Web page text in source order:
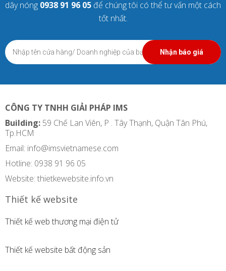
dây nóng 0938 91 96 05 để chúng tôi có thể tư vấn một cách
tốt nhất.
Nhận báo giá
CÔNG TY TNHH GIẢI PHÁP IMS
Building: 59 Chế Lan Viên, P . Tây Thạnh, Quận Tân Phú,
Tp.HCM
Email: info@imsvietnamese.com
Hotline: 0938 91 96 05
Website: thietkewebsite.info.vn
Thiết kế website
Thiết kế web thương mại điện tử
Thiết kế website bất động sản